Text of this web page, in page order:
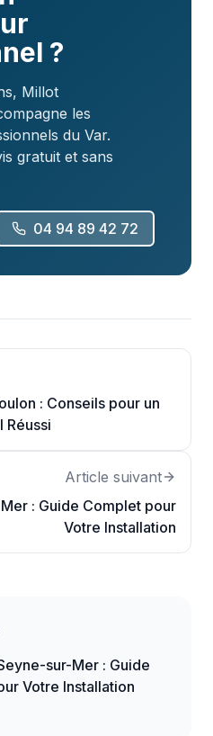
?
Millot
les
du Var.
gratuit et sans
04 94 89 42 72
: Conseils pour un
Réussi
Article suivant
: Guide Complet pour
Votre Installation
sur-Mer : Guide
Votre Installation